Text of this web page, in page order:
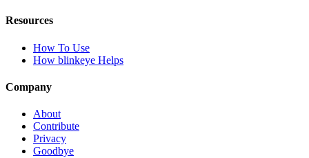
Resources
How To Use
How blinkeye Helps
Company
About
Contribute
Privacy
Goodbye